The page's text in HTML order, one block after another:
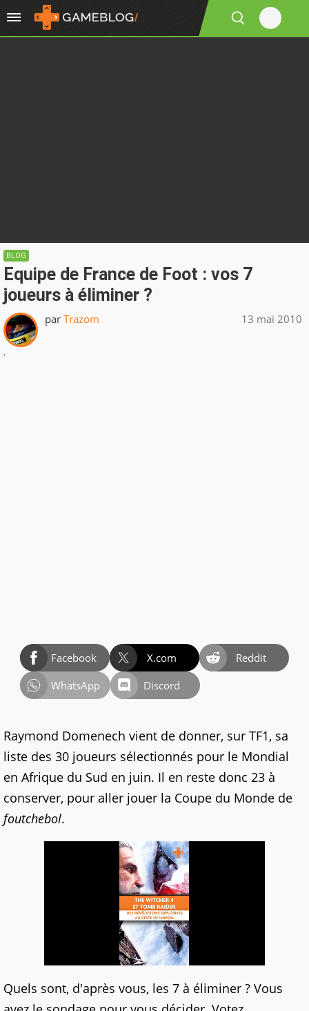
BLOG
Equipe de France de Foot : vos 7
joueurs à éliminer ?
par Trazom 13 mai 2010
.
Facebook X.com
Reddit
WhatsApp
Discord
Raymond Domenech vient de donner, sur TF1, sa
liste des 30 joueurs sélectionnés pour le Mondial
en Afrique du Sud en juin. Il en reste donc 23 à
conserver, pour aller jouer la Coupe du Monde de
foutchebol.
Quels sont, d'après vous, les 7 à éliminer ? Vous